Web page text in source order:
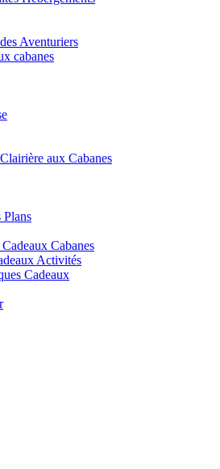
Aventuriers
cabanes
aux Cabanes
Plans
Cabanes
Activités
Cadeaux